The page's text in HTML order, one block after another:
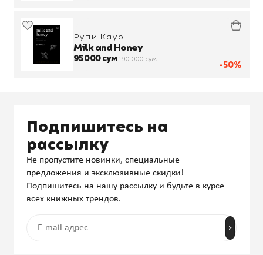
-50%
Рупи Каур
Milk and Honey
95 000 сум190 000 сум
Подпишитесь на
рассылку
Не пропустите новинки, специальные
предложения и эксклюзивные скидки!
Подпишитесь на нашу рассылку и будьте в курсе
всех книжных трендов.